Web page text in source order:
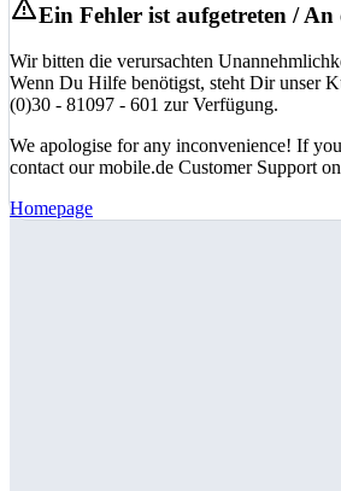
Ein Fehler ist aufgetreten /
Wir bitten die verursachten
Wenn Du Hilfe benötigst, steht Dir unser
(0)30 - 81097 - 601 zur Verfügung.
We apologise for any inconvenience! If
contact our mobile.de Customer Support
Homepage